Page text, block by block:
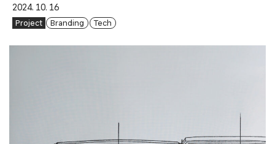
2024. 10. 16
Project Branding Tech